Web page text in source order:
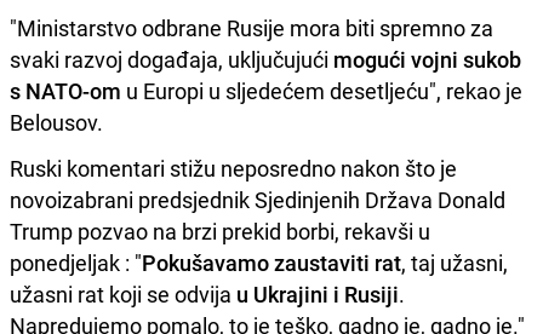
"Ministarstvo odbrane Rusije mora biti spremno za
svaki razvoj događaja, uključujući mogući vojni sukob
s NATO-om u Europi u sljedećem desetljeću", rekao je
Belousov.
Ruski komentari stižu neposredno nakon što je
novoizabrani predsjednik Sjedinjenih Država Donald
Trump pozvao na brzi prekid borbi, rekavši u
ponedjeljak : "Pokušavamo zaustaviti rat, taj užasni,
užasni rat koji se odvija u Ukrajini i Rusiji.
Napredujemo pomalo, to je teško, gadno je, gadno je."